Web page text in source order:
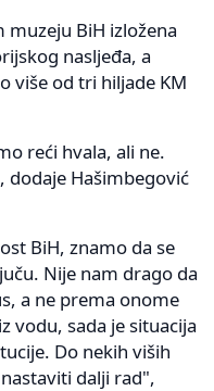
BiH izložena
nasljeđa, a
više od tri hiljade KM
reći hvala, ali ne.
dodaje Hašimbegović
BiH, znamo da se
Nije nam drago da
a ne prema onome
vodu, sada je situacija
Do nekih viših
dalji rad",